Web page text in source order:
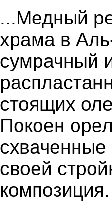
...Медный
храма в
сумрачный
стоящих
Покоен
своей
композиция.